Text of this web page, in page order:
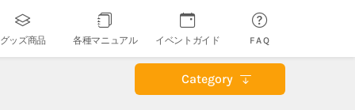
グッズ商品 各種マニュアル イベントガイド FAQ
Category